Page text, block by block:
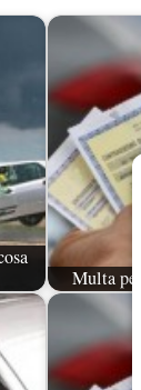
Multa